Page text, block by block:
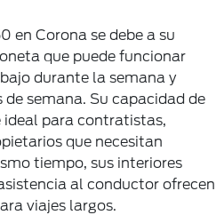
en Corona se debe a su
que puede funcionar
durante la semana y
semana. Su capacidad de
ideal para contratistas,
que necesitan
tiempo, sus interiores
al conductor ofrecen
viajes largos.